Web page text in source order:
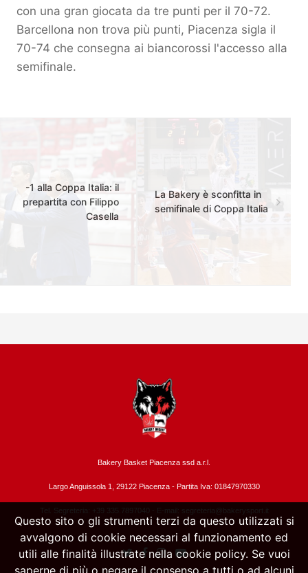
con una gran giocata da tre punti per il 70-72.
Barcellona non trova più punti, Piacenza sigla il
70-74 che consegna ai biancorossi l'accesso alla
semifinale.
-1 alla Coppa Italia: il
prepartita con Filippo
Casella
La Bakery è sconfitta in
semifinale di Coppa Italia
Bakery Basket Piacenza ssd a.r.l.
Largo Anguissola 1, 29122 Piacenza - Partita Iva: 01847970330
Tel. Segreteria: +39 335.7897040 - E-mail: segreteria@bakerysport.it
Questo sito o gli strumenti terzi da questo utilizzati si
avvalgono di cookie necessari al funzionamento ed
utili alle finalità illustrate nella cookie policy. Se vuoi
saperne di più o negare il consenso a tutti o ad alcuni